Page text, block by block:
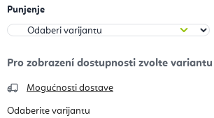
Punjenje
Mogućnosti dostave